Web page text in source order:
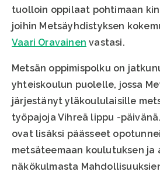
tuolloin oppilaat pohtimaan
joihin Metsäyhdistyksen
Vaari Oravainen vastasi.
Metsän oppimispolku on
yhteiskoulun puolelle, jossa
järjestänyt yläkoululaisille
työpajoja Vihreä lippu -
ovat lisäksi päässeet
metsäteemaan koulutuksen ja
näkökulmasta